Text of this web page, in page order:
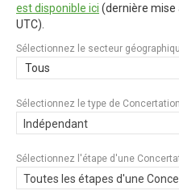
est disponible ici (dernière mise
UTC).
Sélectionnez le secteur
Tous
Sélectionnez le type de Concertation
Indépendant
Sélectionnez l'étape d'une
Toutes les étapes d'une